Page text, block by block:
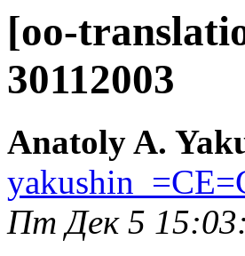
[oo-
30112003
Anatoly A.
Пт Дек 5